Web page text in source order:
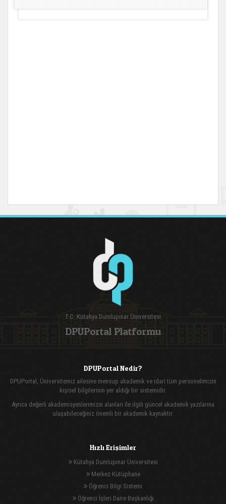
T.C. Kütahya Dumlupınar Üniversitesi
DPUPortal Platformu
DPUPortal Nedir?
DPUPortal, Üniversitemiz ailesine mensup akademik ve idari tüm personelimizin
kişisel bilgilerinin yer aldığı bir sistemidir.
Ayrıca değerli akademisyenlerimizin alanları ile ilgili güncel akademik yazılarına
ulaşabileceğiniz önemli bir akademik kaynaktır.
Hızlı Erişimler
Kütahya Dumlupınar Üniversitesi
Merkez Kütüphane
Öğrenci Bilgi Sistemi
Öğrenci İşleri Daire Başkanlığı